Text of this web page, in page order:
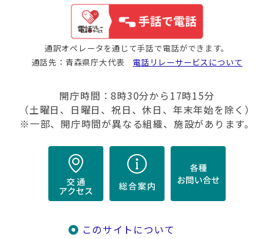
通訳オペレータを通じて手話で電話ができます。
通話先：青森県庁大代表 電話リレーサービスについて
開庁時間：8時30分から17時15分
（土曜日、日曜日、祝日、休日、年末年始を除く）
※一部、開庁時間が異なる組織、施設があります。
このサイトについて